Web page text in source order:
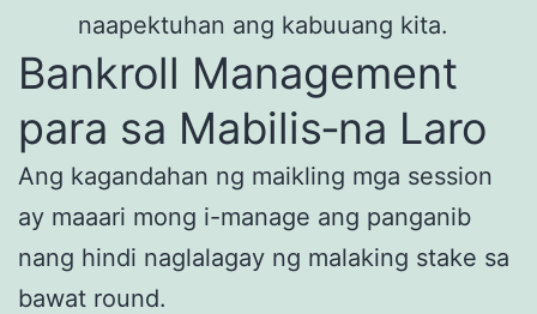
naapektuhan ang kabuuang kita.
Bankroll Management
para sa Mabilis‑na Laro
Ang kagandahan ng maikling mga session
ay maaari mong i-manage ang panganib
nang hindi naglalagay ng malaking stake sa
bawat round.